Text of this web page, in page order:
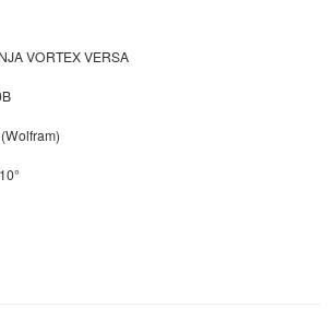
VORTEX VERSA